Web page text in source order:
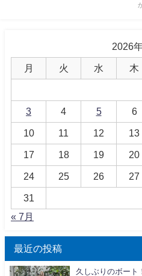
2026
月 火 水 木
3 4 5 6
10 11 12 13
17 18 19 20
24 25 26 27
31
« 7月
最近の投稿
久しぶりのボート